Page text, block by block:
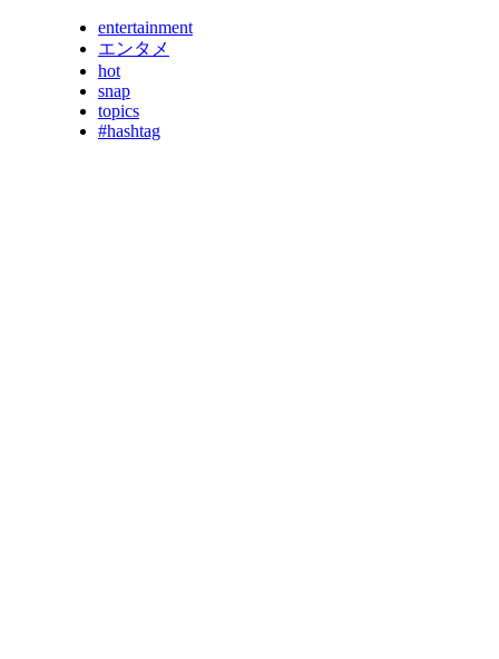
entertainment
エンタメ
hot
snap
topics
#hashtag